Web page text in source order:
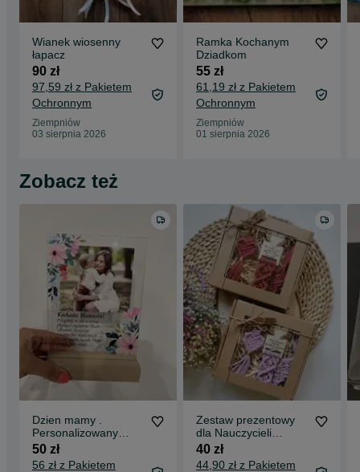
Wianek wiosenny
łapacz
90 zł
97,59 zł z Pakietem
Ochronnym
Ziempniów
03 sierpnia 2026
Ramka Kochanym
Dziadkom
55 zł
61,19 zł z Pakietem
Ochronnym
Ziempniów
01 sierpnia 2026
Zobacz też
Dzien mamy .
Personalizowany
prezent
50 zł
56 zł z Pakietem
Zestaw prezentowy
dla Nauczycieli
makrama zakładka
breloczek
40 zł
44,90 zł z Pakietem